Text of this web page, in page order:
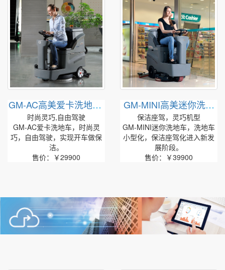
GM-AC高美爱卡洗地车|
小驾驶式洗地机
时尚灵巧,自由驾驶
GM-AC爱卡洗地车，时尚灵
巧，自由驾驶，实现开车做保
洁。
售价：￥29900
GM-MINI高美迷你洗地
车|迷你驾驶洗地机
保洁座驾，灵巧机型
GM-MINI迷你洗地车，洗地车
小型化，保洁座驾化进入新发
展阶段。
售价：￥39900